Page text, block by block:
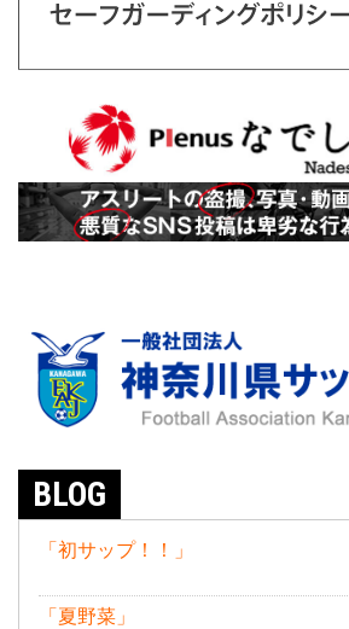
BLOG
「初サップ！！」
「夏野菜」